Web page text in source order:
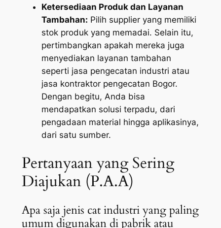
Ketersediaan Produk dan Layanan
Tambahan: Pilih supplier yang memiliki
stok produk yang memadai. Selain itu,
pertimbangkan apakah mereka juga
menyediakan layanan tambahan
seperti jasa pengecatan industri atau
jasa kontraktor pengecatan Bogor.
Dengan begitu, Anda bisa
mendapatkan solusi terpadu, dari
pengadaan material hingga aplikasinya,
dari satu sumber.
Pertanyaan yang Sering
Diajukan (P.A.A)
Apa saja jenis cat industri yang paling
umum digunakan di pabrik atau